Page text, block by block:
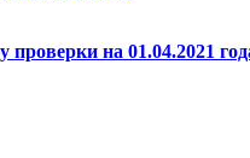
на 01.04.2021